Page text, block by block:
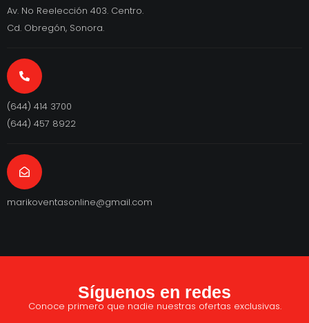
Av. No Reelección 403. Centro.
Cd. Obregón, Sonora.
(644) 414 3700
(644) 457 8922
marikoventasonline@gmail.com
Síguenos en redes
Conoce primero que nadie nuestras ofertas exclusivas.